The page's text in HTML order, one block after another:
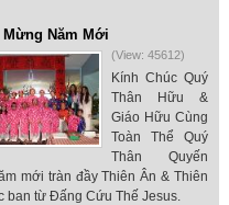
Mừng Năm Mới
(View: 45612)
Kính Chúc Quý
Thân Hữu &
Giáo Hữu Cùng
Toàn Thể Quý
Thân Quyến
mới tràn đầy Thiên Ân & Thiên
ban từ Đấng Cứu Thế Jesus.